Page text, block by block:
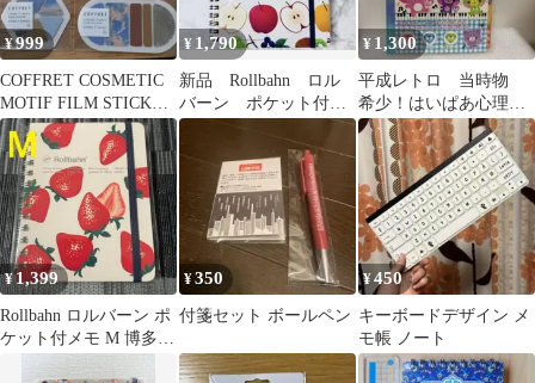
¥999
COFFRET COSMETIC
MOTIF FILM STICKER
4種
¥ 1,790
新品 Rollbahn ロル
バーン ポケット付メ
モＬ フルーツパーク
¥ 1,300
平成レトロ 当時物
希少！はいぱあ心理テ
ストメモ♡CRUX
BEARS
¥1,399
Rollbahn ロルバーン ポ
ケット付メモ M 博多限
定 いちご
¥350
付箋セット ボールペン
¥450
キーボードデザイン メ
モ帳 ノート